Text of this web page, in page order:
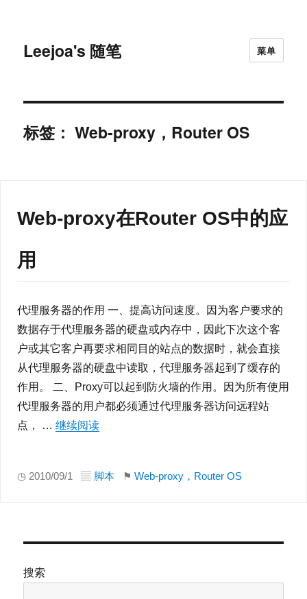
Leejoa's 随笔 菜单
标签：Web-proxy，Router OS
Web-proxy在Router OS中的应
用
代理服务器的作用 一、提高访问速度。因为客户要求的
数据存于代理服务器的硬盘或内存中，因此下次这个客
户或其它客户再要求相同目的站点的数据时，就会直接
从代理服务器的硬盘中读取，代理服务器起到了缓存的
作用。 二、Proxy可以起到防火墙的作用。因为所有使用
代理服务器的用户都必须通过代理服务器访问远程站
点， … 继续阅读
◷ 2010/09/1 ▤ 脚本 ⚑ Web-proxy，Router OS
搜索